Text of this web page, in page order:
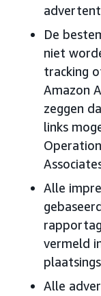
De
niet
tracking
Amazon
zeggen
links
Alle
vermeld
Alle